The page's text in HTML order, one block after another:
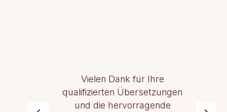
Vielen Dank für Ihre
qualifizierten Übersetzungen
und die hervorragende